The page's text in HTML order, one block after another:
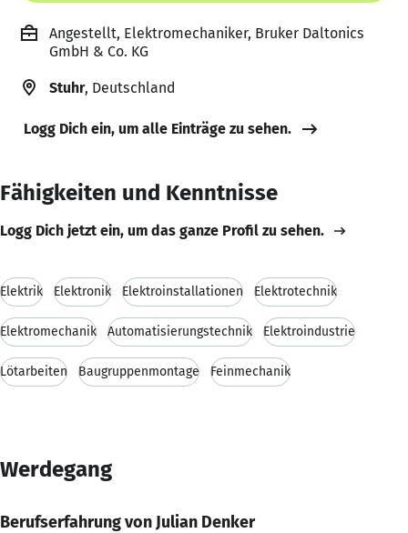
Angestellt, Elektromechaniker, Bruker Daltonics
GmbH & Co. KG
Stuhr, Deutschland
Logg Dich ein, um alle Einträge zu sehen.
Fähigkeiten und Kenntnisse
Logg Dich jetzt ein, um das ganze Profil zu sehen.
Elektrik Elektronik Elektroinstallationen Elektrotechnik
Elektromechanik Automatisierungstechnik Elektroindustrie
Lötarbeiten Baugruppenmontage Feinmechanik
Werdegang
Berufserfahrung von Julian Denker